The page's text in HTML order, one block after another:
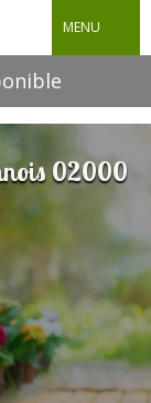
MENU
02000